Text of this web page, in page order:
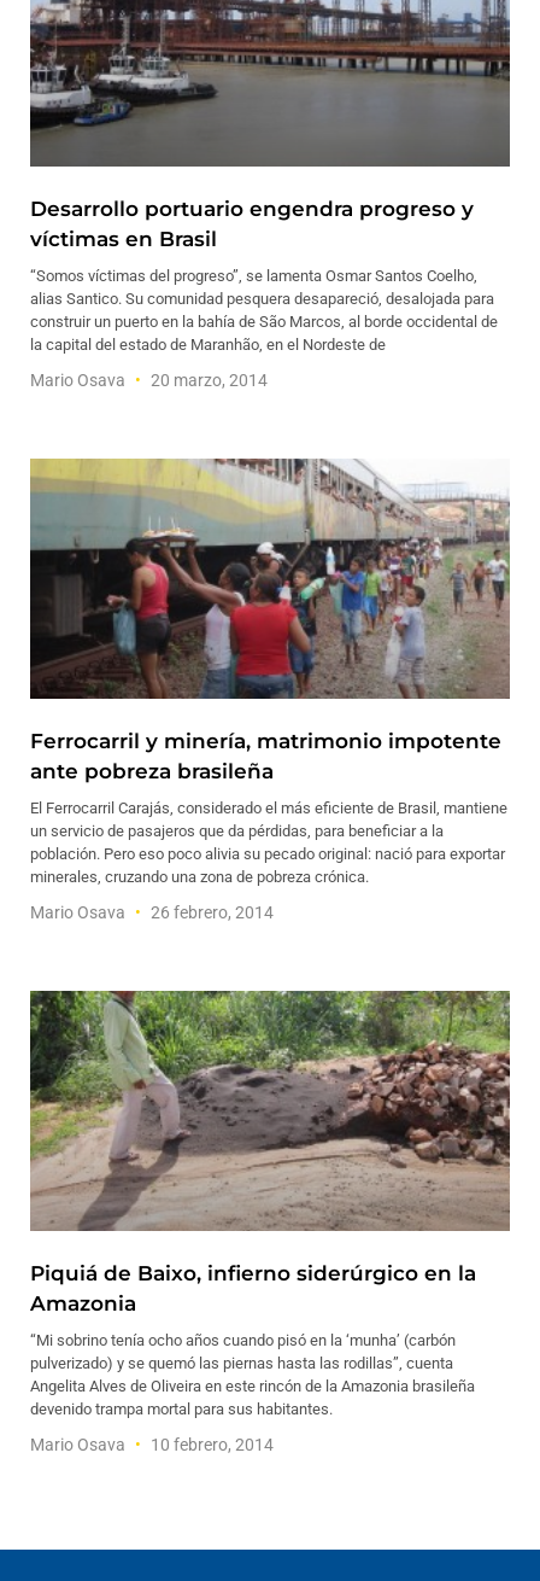
Desarrollo portuario engendra progreso y
víctimas en Brasil
“Somos víctimas del progreso”, se lamenta Osmar Santos Coelho,
alias Santico. Su comunidad pesquera desapareció, desalojada para
construir un puerto en la bahía de São Marcos, al borde occidental de
la capital del estado de Maranhão, en el Nordeste de
Mario Osava 20 marzo, 2014
Ferrocarril y minería, matrimonio impotente
ante pobreza brasileña
El Ferrocarril Carajás, considerado el más eficiente de Brasil, mantiene
un servicio de pasajeros que da pérdidas, para beneficiar a la
población. Pero eso poco alivia su pecado original: nació para exportar
minerales, cruzando una zona de pobreza crónica.
Mario Osava 26 febrero, 2014
Piquiá de Baixo, infierno siderúrgico en la
Amazonia
“Mi sobrino tenía ocho años cuando pisó en la ‘munha’ (carbón
pulverizado) y se quemó las piernas hasta las rodillas”, cuenta
Angelita Alves de Oliveira en este rincón de la Amazonia brasileña
devenido trampa mortal para sus habitantes.
Mario Osava 10 febrero, 2014